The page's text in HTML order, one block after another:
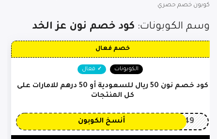
كوبون خصم حصري
وسم الكوبونات: كود خصم نون عز الخد
خصم فعال
الكوبونات فعال
كود خصم نون 50 ريال للسعودية أو 50 درهم للامارات على
كل المنتجات
OP149 أنسخ الكوبون